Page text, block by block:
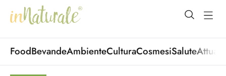
open
FoodBevandeAmbienteCulturaCosmesiSalute